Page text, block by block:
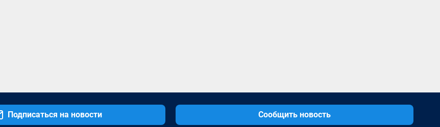
Подписаться на новости Сообщить новость